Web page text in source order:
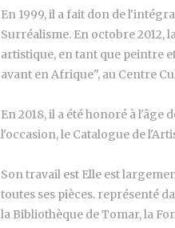
En 1999, il a fait don de
Surréalisme. En octobre 2012,
artistique, en tant que peintre
avant en Afrique", au Centre
En 2018, il a été honoré à
l'occasion, le Catalogue de
Son travail est Elle est
toutes ses pièces. représenté
la Bibliothèque de Tomar, la